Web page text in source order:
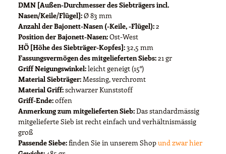
DMN [Außen-Durchmesser des Siebträgers incl.
Nasen/Keile/Flügel]:Ø 83 mm
Anzahl der Bajonett-Nasen (-Keile, -Flügel):2
Position der Bajonett-Nasen:Ost-West
HÖ [Höhe des Siebträger-Kopfes]:32,5 mm
Fassungsvermögen des mitgelieferten Siebs:21 gr
Griff Neigungswinkel:leicht geneigt (15°)
Material Siebträger:Messing, verchromt
Material Griff:schwarzer Kunststoff
Griff-Ende:offen
Anmerkung zum mitgelieferten Sieb:Das standardmässig
mitgelieferte Sieb ist recht einfach und verhältnismässig
groß
Passende Siebe:finden Sie in unserem Shopund zwar hier